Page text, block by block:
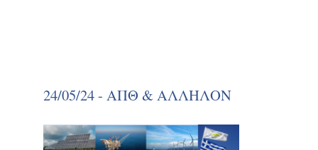
24/05/24 - ΑΠΘ & ΑΛΛΗΛΟΝ